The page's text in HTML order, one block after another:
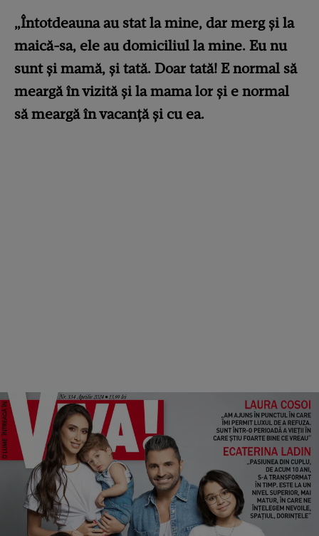
„Întotdeauna au stat la mine, dar merg și la
maică-sa, ele au domiciliul la mine. Eu nu
sunt și mamă, și tată. Doar tată! E normal să
meargă în vizită și la mama lor și e normal
să meargă în vacanță și cu ea.